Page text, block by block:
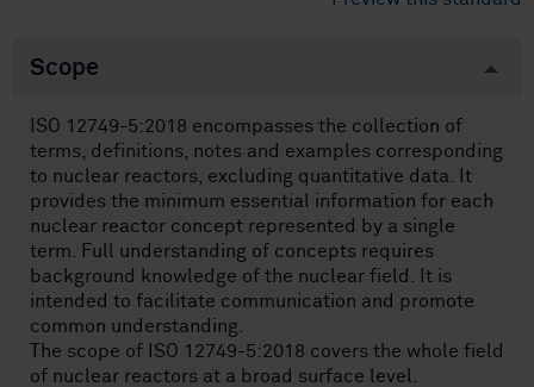
Scope
ISO 12749-5:2018 encompasses the collection of
terms, definitions, notes and examples corresponding
to nuclear reactors, excluding quantitative data. It
provides the minimum essential information for each
nuclear reactor concept represented by a single
term. Full understanding of concepts requires
background knowledge of the nuclear field. It is
intended to facilitate communication and promote
common understanding.
The scope of ISO 12749-5:2018 covers the whole field
of nuclear reactors at a broad surface level.